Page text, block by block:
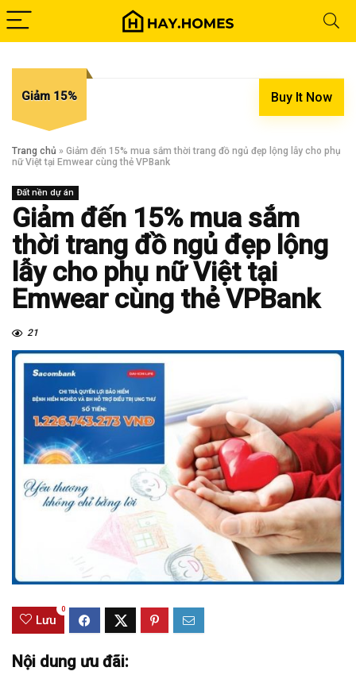
Giảm 15% Buy It Now
Trang chủ » Giảm đến 15% mua sắm thời trang đồ ngủ đẹp lộng lẫy cho phụ
nữ Việt tại Emwear cùng thẻ VPBank
Đất nền dự án
Giảm đến 15% mua sắm
thời trang đồ ngủ đẹp lộng
lẫy cho phụ nữ Việt tại
Emwear cùng thẻ VPBank
21
Lưu
0
Nội dung ưu đãi: